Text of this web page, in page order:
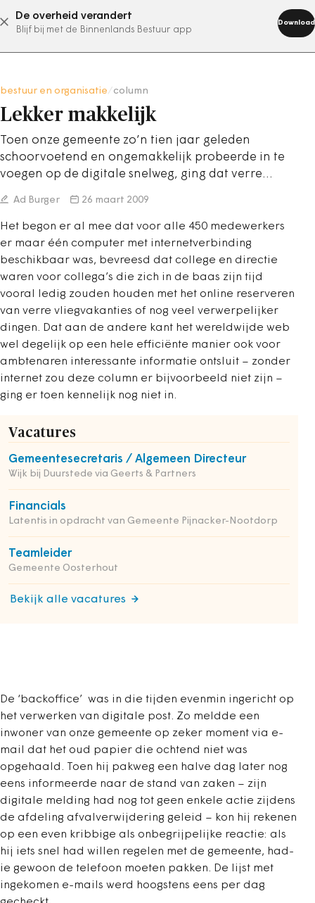
De overheid verandert
Blijf bij met de Binnenlands Bestuur app
Download
abonneer nu
bestuur en organisatie column
Lekker makkelijk
Toen onze gemeente zo’n tien jaar geleden
schoorvoetend en ongemakkelijk probeerde in te
voegen op de digitale snelweg, ging dat verre…
Ad Burger 26 maart 2009
Het begon er al mee dat voor alle 450 medewerkers
er maar één computer met internetverbinding
beschikbaar was, bevreesd dat college en directie
waren voor collega’s die zich in de baas zijn tijd
vooral ledig zouden houden met het online reserveren
van verre vliegvakanties of nog veel verwerpelijker
dingen. Dat aan de andere kant het wereldwijde web
wel degelijk op een hele efficiënte manier ook voor
ambtenaren interessante informatie ontsluit – zonder
internet zou deze column er bijvoorbeeld niet zijn –
ging er toen kennelijk nog niet in.
Vacatures
Gemeentesecretaris / Algemeen Directeur
Wijk bij Duurstede via Geerts & Partners
Financials
Latentis in opdracht van Gemeente Pijnacker-Nootdorp
Teamleider
Gemeente Oosterhout
Bekijk alle vacatures
De ‘backoffice’ was in die tijden evenmin ingericht op
het verwerken van digitale post. Zo meldde een
inwoner van onze gemeente op zeker moment via e-
mail dat het oud papier die ochtend niet was
opgehaald. Toen hij pakweg een halve dag later nog
eens informeerde naar de stand van zaken – zijn
digitale melding had nog tot geen enkele actie zijdens
de afdeling afvalverwijdering geleid – kon hij rekenen
op een even kribbige als onbegrijpelijke reactie: als
hij iets snel had willen regelen met de gemeente, had-
ie gewoon de telefoon moeten pakken. De lijst met
ingekomen e-mails werd hoogstens eens per dag